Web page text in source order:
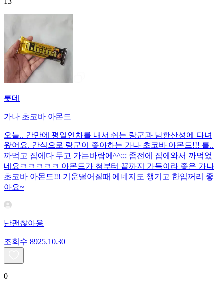
롯데
가나 초코바 아몬드
오늘.. 간만에 평일연차를 내서 쉬는 랑군과 남한산성에 다녀
왔어요. 간식으로 랑군이 좋아하는 가나 초코바 아몬드!!! 를..
까먹고 집에다 두고 가는바람에^^;;; 좀전에 집에와서 까먹었
네요ㅋㅋㅋㅋㅋ 아몬드가 첨부터 끝까지 가득이라 좋은 가나
초코바 아몬드!!! 기운떨어질때 에네지도 챙기고 한입꺼리 좋
아요~
난괜찮아용
조회수 8925.10.30
0